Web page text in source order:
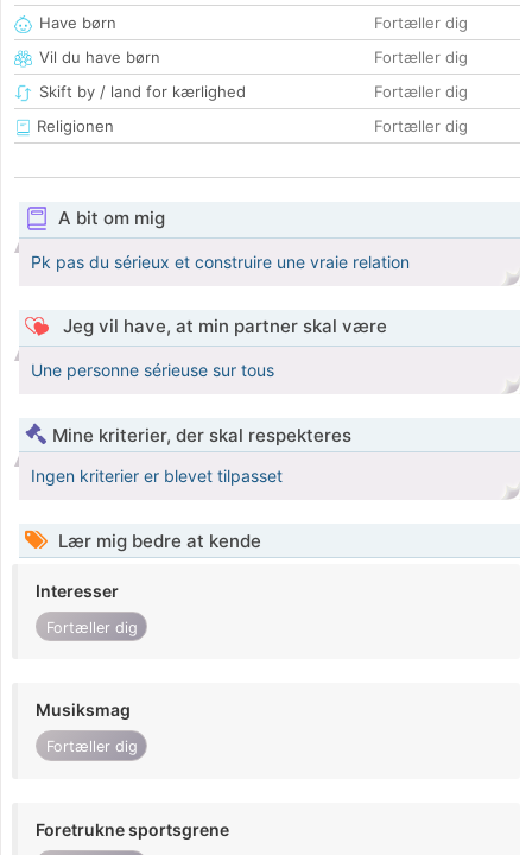
Have børn
Fortæller dig
Vil du have børn
Fortæller dig
Skift by / land for kærlighed
Fortæller dig
Religionen
Fortæller dig
A bit om mig
Pk pas du sérieux et construire une vraie relation
Jeg vil have, at min partner skal være
Une personne sérieuse sur tous
Mine kriterier, der skal respekteres
Ingen kriterier er blevet tilpasset
Lær mig bedre at kende
Interesser
Fortæller dig
Musiksmag
Fortæller dig
Foretrukne sportsgrene